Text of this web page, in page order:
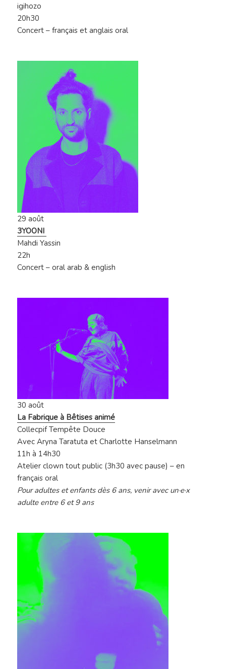
igihozo
20h30
Concert – français et anglais oral
29 août
3YOONI
Mahdi Yassin
22h
Concert – oral arab & english
30 août
La Fabrique à Bêtises animé
Collecpif Tempête Douce
Avec Aryna Taratuta et Charlotte Hanselmann
11h à 14h30
Atelier clown tout public (3h30 avec pause) – en
français oral
Pour adultes et enfants dès 6 ans, venir avec un·e·x
adulte entre 6 et 9 ans